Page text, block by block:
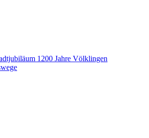
1200 Jahre Völklingen